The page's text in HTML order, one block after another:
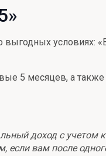
условиях:
5 месяцев, а
доход с учетом
если вам после